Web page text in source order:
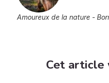
Amoureux de la nature -
Cet article